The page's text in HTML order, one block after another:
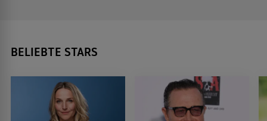
BELIEBTE STARS